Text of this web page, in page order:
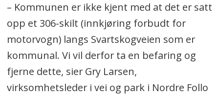
– Kommunen er ikke kjent med at det er satt
opp et 306-skilt (innkjøring forbudt for
motorvogn) langs Svartskogveien som er
kommunal. Vi vil derfor ta en befaring og
fjerne dette, sier Gry Larsen,
virksomhetsleder i vei og park i Nordre Follo